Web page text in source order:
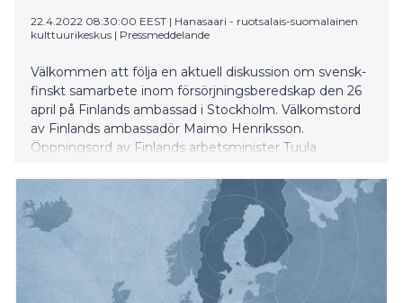
22.4.2022 08:30:00 EEST | Hanasaari - ruotsalais-suomalainen
kulttuurikeskus | Pressmeddelande
Välkommen att följa en aktuell diskussion om svensk-
finskt samarbete inom försörjningsberedskap den 26
april på Finlands ambassad i Stockholm. Välkomstord
av Finlands ambassadör Maimo Henriksson.
Öppningsord av Finlands arbetsminister Tuula